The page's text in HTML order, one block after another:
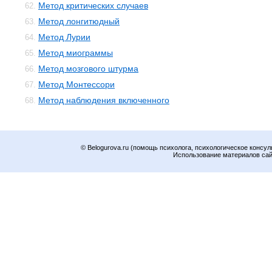
62. Метод критических случаев
63. Метод лонгитюдный
64. Метод Лурии
65. Метод миограммы
66. Метод мозгового штурма
67. Метод Монтессори
68. Метод наблюдения включенного
© Belogurova.ru (помощь психолога, психологическое
Использование материалов